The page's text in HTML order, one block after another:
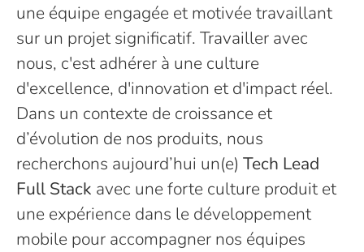
une équipe engagée et motivée travaillant
sur un projet significatif. Travailler avec
nous, c'est adhérer à une culture
d'excellence, d'innovation et d'impact réel.
Dans un contexte de croissance et
d’évolution de nos produits, nous
recherchons aujourd’hui un(e) Tech Lead
Full Stack avec une forte culture produit et
une expérience dans le développement
mobile pour accompagner nos équipes